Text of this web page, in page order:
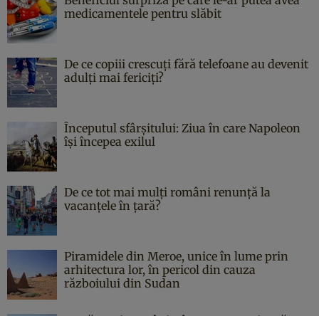
medicamentele pentru slăbit
De ce copiii crescuți fără telefoane au devenit
adulți mai fericiți?
Începutul sfârşitului: Ziua în care Napoleon
îşi începea exilul
De ce tot mai mulți români renunță la
vacanțele în țară?
Piramidele din Meroe, unice în lume prin
arhitectura lor, în pericol din cauza
războiului din Sudan